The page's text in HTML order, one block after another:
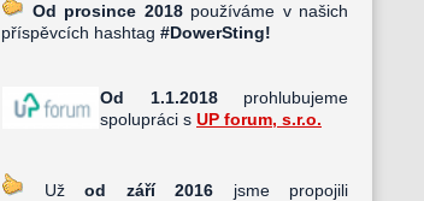
Od prosince 2018používáme v našich
příspěvcích hashtag #DowerSting!
Od 1.1.2018prohlubujeme
spolupráci s UP forum, s.r.o.
Už od září 2016 jsme propojili